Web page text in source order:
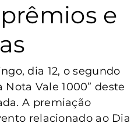
e
dia 12, o segundo
Vale 1000” deste
A premiação
relacionado ao Dia